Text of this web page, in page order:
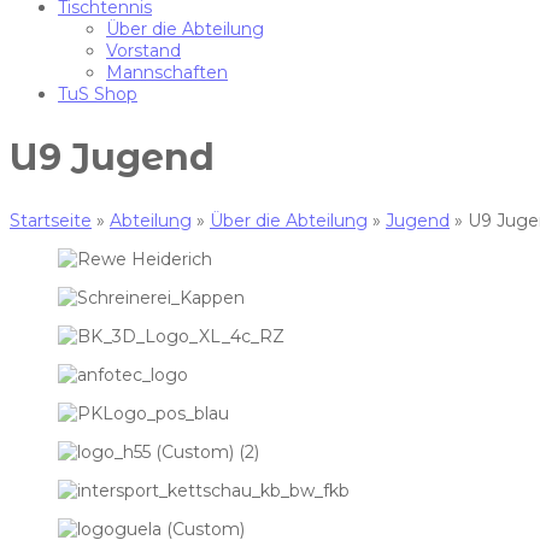
Tischtennis
Über die Abteilung
Vorstand
Mannschaften
TuS Shop
U9 Jugend
Startseite » Abteilung » Über die Abteilung » Jugend » U9